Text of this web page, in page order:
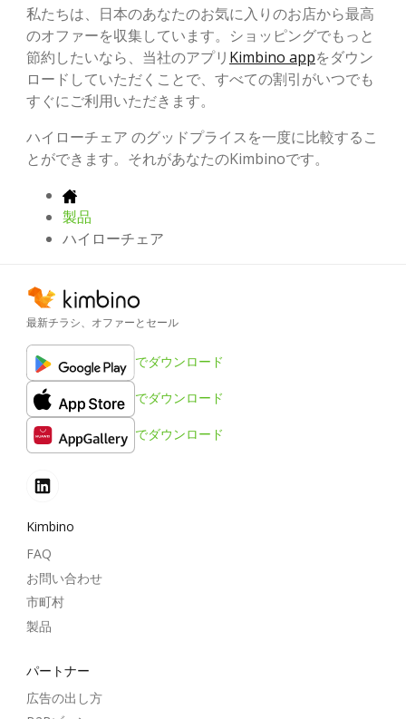
私たちは、日本のあなたのお気に入りのお店から最高
のオファーを収集しています。ショッピングでもっと
節約したいなら、当社のアプリ Kimbino appをダウン
ロードしていただくことで、すべての割引がいつでも
すぐにご利用いただきます。
ハイローチェア のグッドプライスを一度に比較するこ
とができます。それがあなたのKimbinoです。
製品
ハイローチェア
最新チラシ、オファーとセール
でダウンロード
でダウンロード
でダウンロード
Kimbino
FAQ
お問い合わせ
市町村
製品
パートナー
広告の出し方